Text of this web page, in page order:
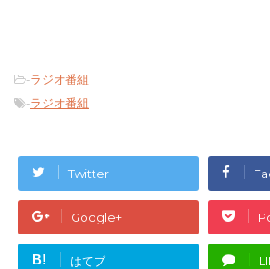
-ラジオ番組
-ラジオ番組
Twitter
Google+
B! はてブ